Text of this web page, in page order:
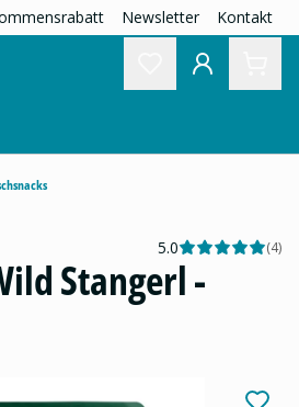
Newsletter Kontakt
5.0 (4)
Stangerl -